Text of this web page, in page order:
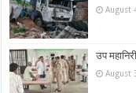
August
उप
August